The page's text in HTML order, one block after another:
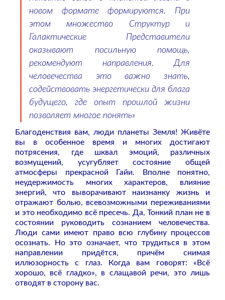
новом формате формируются. При
этом множество Структур и
Галактические Представители
оказывают посильную помощь,
рекомендуют направления. Для
человечества это важно знать,
содействовать энергетически для блага
будущего, где опыт прошлой жизни
позволяет многое понять»
Благоденствия вам, люди планеты Земля! Живёте
вы в особенное время и многих достигают
потрясения, где шквал эмоций, различных
возмущений, усугубляет состояние общей
атмосферы прекрасной Гайи. Вполне понятно,
неудержимость многих характеров, влияние
энергий, что выворачивают наизнанку жизнь и
отражают болью, всевозможными переживаниями
и это необходимо всё пресечь. Да, Тонкий план не в
состоянии руководить сознанием человечества.
Люди сами имеют право всю глубину процессов
осознать. Но это означает, что трудиться в этом
направлении придётся, причём снимая
иллюзорность с глаз. Когда вам говорят: «Всё
хорошо, всё гладко», в слащавой речи, это лишь
отводят в сторону вас.